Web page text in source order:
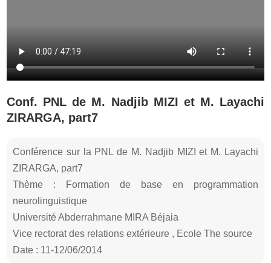
Conf. PNL de M. Nadjib MIZI et M. Layachi
ZIRARGA, part7
Conférence sur la PNL de M. Nadjib MIZI et M. Layachi
ZIRARGA, part7
Thème : Formation de base en programmation
neurolinguistique
Université Abderrahmane MIRA Béjaia
Vice rectorat des relations extérieure , Ecole The source
Date : 11-12/06/2014